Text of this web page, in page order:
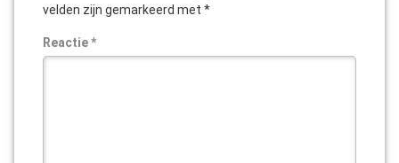
velden zijn gemarkeerd met *
Reactie*